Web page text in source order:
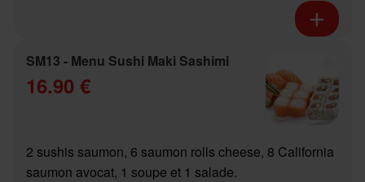
SM13 - Menu Sushi Maki Sashimi
16.90 €
2 sushis saumon, 6 saumon rolls cheese, 8 California
saumon avocat, 1 soupe et 1 salade.